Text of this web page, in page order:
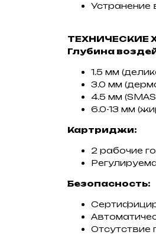
Устранение
ТЕХНИЧЕСКИЕ
Глубина
1.5 мм
3.0 мм
4.5 мм
6.0-13 мм
Картриджи:
2 рабочие
Безопасность: